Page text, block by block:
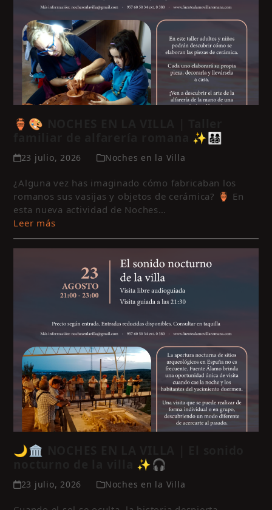
🏺🎨 NOCHES EN LA VILLA | Taller
familiar de alfarería romana ✨👨‍👩‍👧‍👦
23 julio, 2026 Noches en la Villa
¿Alguna vez has imaginado cómo fabricaban los
romanos sus vasijas y objetos de cerámica? 🏺 En
esta nueva actividad de Noches…
Leer más
🌙🏛️ NOCHES EN LA VILLA | El sonido
nocturno de la villa ✨🎧
23 julio, 2026 Noches en la Villa